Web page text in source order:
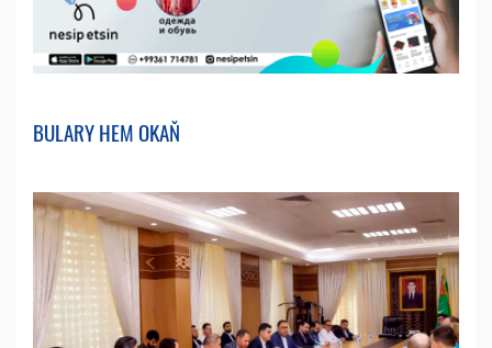
BULARY HEM OKAŇ